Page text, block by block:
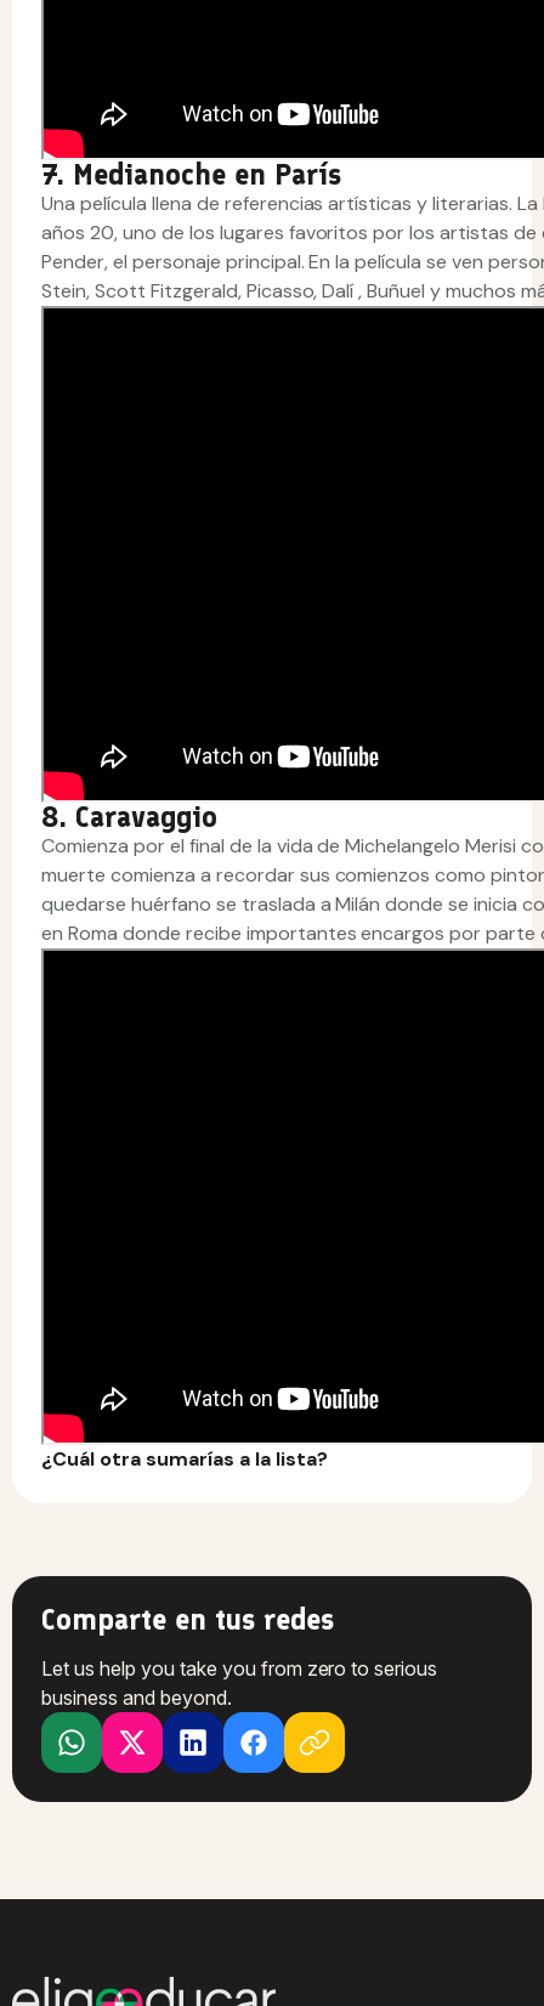
7. Medianoche en París
Una película llena de referencias artísticas y literarias.
años 20, uno de los lugares favoritos por los artistas
Pender, el personaje principal. En la película se ven
Stein, Scott Fitzgerald, Picasso, Dalí , Buñuel y muchos
8. Caravaggio
Comienza por el final de la vida de Michelangelo Merisi
muerte comienza a recordar sus comienzos como
quedarse huérfano se traslada a Milán donde se inicia
en Roma donde recibe importantes encargos por parte
¿Cuál otra sumarías a la lista?
Comparte en tus redes
Let us help you take you from zero to serious
business and beyond.